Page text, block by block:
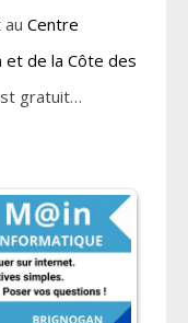
Centre
et de la Côte des
gratuit…